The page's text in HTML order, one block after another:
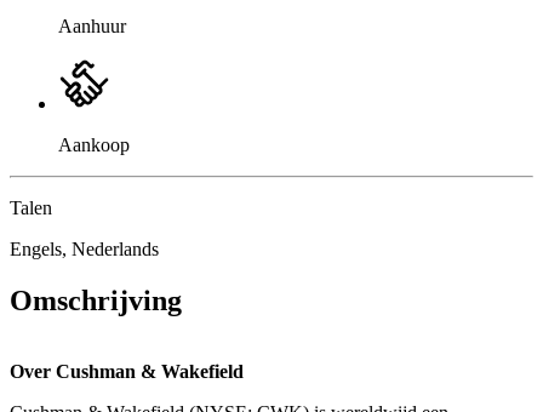
Aanhuur
Aankoop
Talen
Engels, Nederlands
Omschrijving
Over Cushman & Wakefield